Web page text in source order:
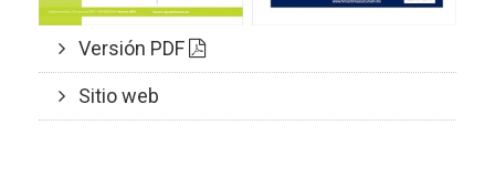
Versión PDF
Sitio web